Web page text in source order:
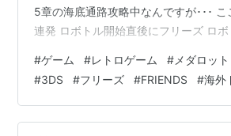
5章の海底通路攻略中なんですが･･･
連発 ロボトル開始直後にフリーズ ロボ
が無くなった、というかやる気0 この
ドメになった感じです ここまで進めて
のままって事は多分今作はサンジュー
えないし、ようやくメダチェンジを覚
#ゲーム #レトロゲーム # メダロット
#3DS #フリーズ #FRIENDS #海外